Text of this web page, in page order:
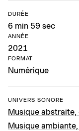
DURÉE
6 min 59 sec
ANNÉE
2021
FORMAT
Numérique
UNIVERS SONORE
Musique
Musique